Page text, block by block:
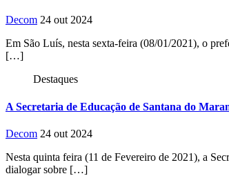
Decom 24 out 2024
Em São Luís, nesta sexta-feira (08/01/2021), o
[…]
Destaques
A Secretaria de Educação de Santana do
Decom 24 out 2024
Nesta quinta feira (11 de Fevereiro de 2021), a
dialogar sobre […]